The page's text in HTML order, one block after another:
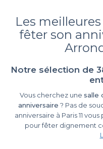
Les
fêter son
Notre sélection de
Vous cherchez une salle
anniversaire ? Pas de
anniversaire à Paris 11
pour fêter dignement
anniversaire, ça n’arrive